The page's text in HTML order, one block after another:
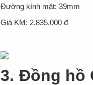
Đường kính mặt: 39mm
Giá KM: 2,835,000 đ
3. Đồng hồ